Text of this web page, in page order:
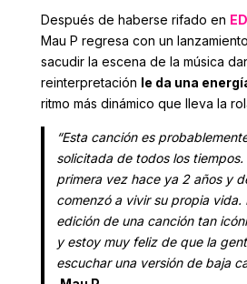
Después de haberse rifado en
Mau P regresa con un
sacudir la escena de la música
reinterpretación le da una
ritmo más dinámico que lleva la
“Esta canción es
solicitada de todos los
primera vez hace ya 2 años y
comenzó a vivir su propia vida.
edición de una canción tan
y estoy muy feliz de que la
escuchar una versión de baja